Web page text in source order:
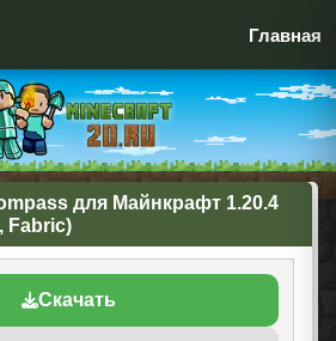
Главная
для Майнкрафт 1.20.4
Fabric)
Скачать